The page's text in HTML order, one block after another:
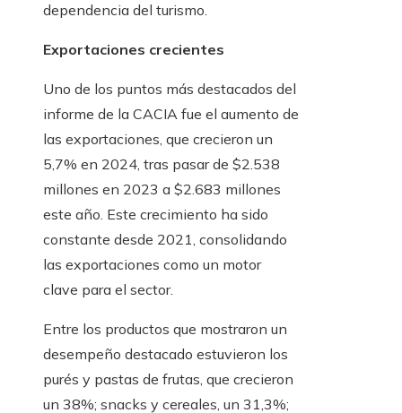
dependencia del turismo.
Exportaciones crecientes
Uno de los puntos más destacados del
informe de la CACIA fue el aumento de
las exportaciones, que crecieron un
5,7% en 2024, tras pasar de $2.538
millones en 2023 a $2.683 millones
este año. Este crecimiento ha sido
constante desde 2021, consolidando
las exportaciones como un motor
clave para el sector.
Entre los productos que mostraron un
desempeño destacado estuvieron los
purés y pastas de frutas, que crecieron
un 38%; snacks y cereales, un 31,3%;